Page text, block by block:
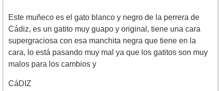
Este muñeco es el gato blanco y negro de la perrera de
Cádiz, es un gatito muy guapo y original, tiene una cara
supergraciosa con esa manchita negra que tiene en la
cara, lo está pasando muy mal ya que los gatitos son muy
malos para los cambios y
CáDIZ